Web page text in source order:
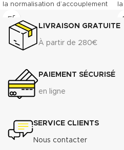
la normalisation d’accouplement
NEMA-4 Pompe à roues
flottantes permettant d’accepter
jusqu’à 300g de sable par m
Télécharger la fiche technique
Télécharger la documentation
commerciale (.pdf)
LIVRAISON GRATUITE
À partir de 280€
PAIEMENT SÉCURISÉ
en ligne
SERVICE CLIENTS
Nous contacter